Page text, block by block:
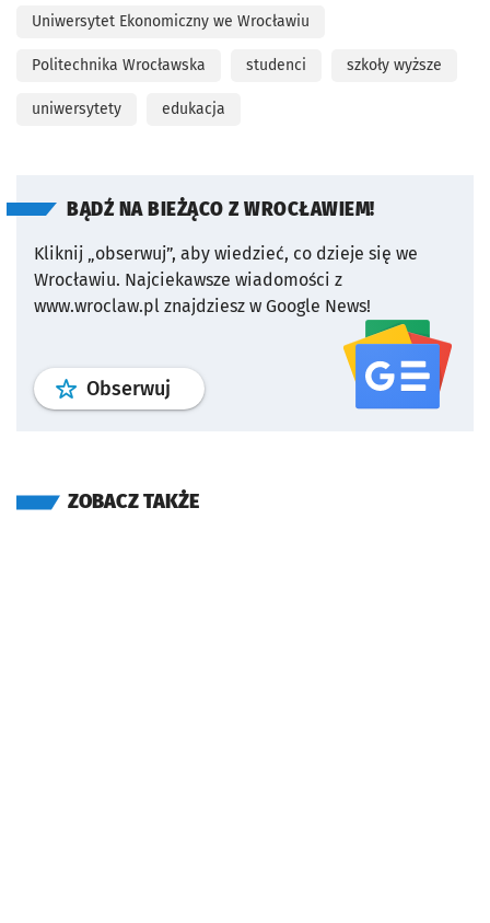
Uniwersytet Ekonomiczny we Wrocławiu
Politechnika Wrocławska studenci szkoły wyższe
uniwersytety edukacja
BĄDŹ NA BIEŻĄCO Z WROCŁAWIEM!
Kliknij „obserwuj”, aby wiedzieć, co dzieje się we
Wrocławiu. Najciekawsze wiadomości z
www.wroclaw.pl znajdziesz w Google News!
Obserwuj profil serwisu
ZOBACZ TAKŻE